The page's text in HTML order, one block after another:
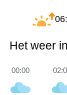
Het weer
00:00